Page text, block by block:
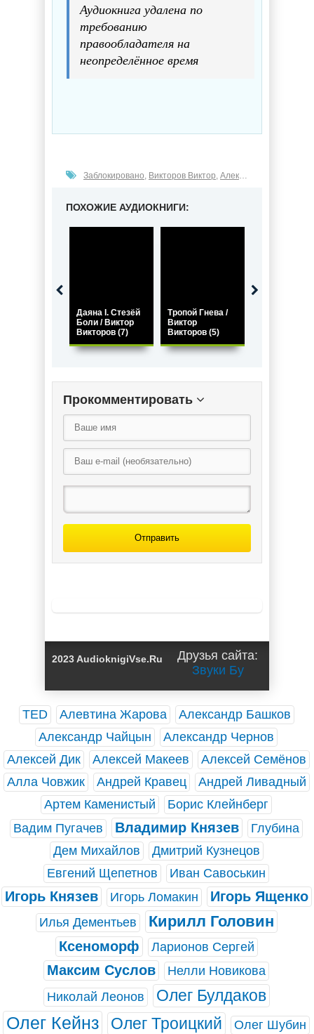
Аудиокнига удалена по
требованию
правообладателя на
неопределённое время
Заблокировано, Викторов Виктор, Алексей Семенов
ПОХОЖИЕ АУДИОКНИГИ:
Даяна I. Стезёй
Боли / Виктор
Викторов (7)
Тропой Гнева /
Виктор
Викторов (5)
Прокомментировать
Отправить
2023 AudioknigiVse.Ru
Друзья сайта:
Звуки Бу
TED Алевтина Жарова
Александр Башков
Александр Чайцын
Александр Чернов
Алексей Дик
Алексей Макеев
Алексей Семёнов
Алла Човжик
Андрей Кравец
Андрей Ливадный
Артем Каменистый
Борис Клейнберг
Вадим Пугачев
Владимир Князев
Глубина
Дем Михайлов
Дмитрий Кузнецов
Евгений Щепетнов
Иван Савоськин
Игорь Князев Игорь Ломакин Игорь Ященко
Илья Дементьев Кирилл Головин
Ксеноморф Ларионов Сергей
Максим Суслов
Нелли Новикова
Николай Леонов
Олег Булдаков
Олег Кейнз Олег Троицкий Олег Шубин